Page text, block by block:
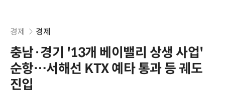
경제 경제
충남·경기 '13개 베이밸리 상생 사업'
순항…서해선 KTX 예타 통과 등 궤도
진입